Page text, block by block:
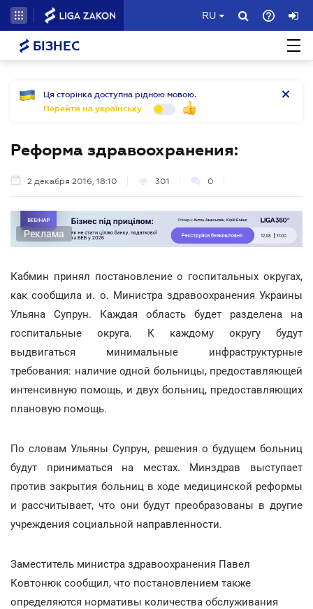
RU
БІЗНЕС
Ця сторінка доступна рідною мовою.
Перейти на українську
Реформа здравоохранения:
2 декабря 2016, 18:10 301 0
Реклама
Кабмин принял постановление о госпитальных округах,
как сообщила и. о. Министра здравоохранения Украины
Ульяна Супрун. Каждая область будет разделена на
госпитальные округа. К каждому округу будут
выдвигаться минимальные инфраструктурные
требования: наличие одной больницы, предоставляющей
интенсивную помощь, и двух больниц, предоставляющих
плановую помощь.
По словам Ульяны Супрун, решения о будущем больниц
будут приниматься на местах. Минздрав выступает
против закрытия больниц в ходе медицинской реформы
и рассчитывает, что они будут преобразованы в другие
учреждения социальной направленности.
Заместитель министра здравоохранения Павел
Ковтонюк сообщил, что постановлением также
определяются нормативы количества обслуживания